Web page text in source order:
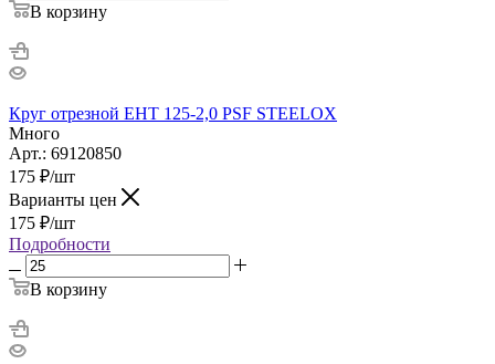
В корзину
Круг отрезной ЕНТ 125-2,0 PSF STEELOX
Много
Арт.: 69120850
175 ₽/шт
Варианты цен
175 ₽/шт
Подробности
В корзину